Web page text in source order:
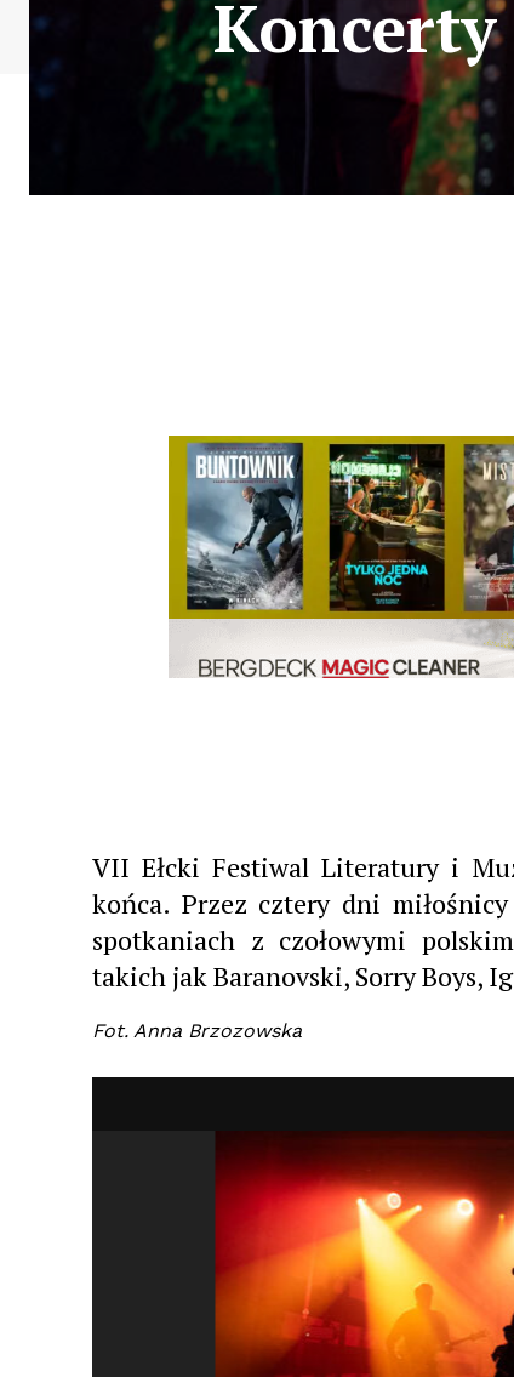
Koncerty
VII Ełcki Festiwal Literatury i
końca. Przez cztery dni
spotkaniach z czołowymi
takich jak Baranovski, Sorry Boys,
Fot. Anna Brzozowska